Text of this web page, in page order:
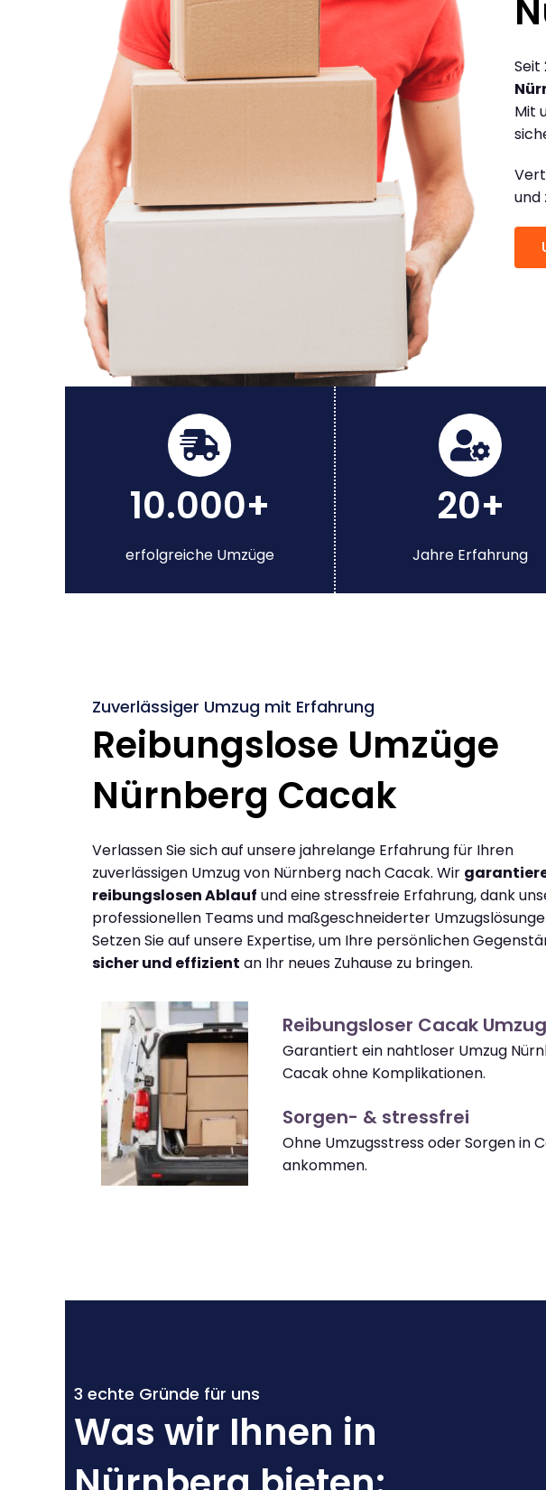
Seit
Mit
und
10.000+
erfolgreiche Umzüge
20+
Jahre Erfahrung
Zuverlässiger Umzug mit Erfahrung
Reibungslose Umzüge
Nürnberg Cacak
Verlassen Sie sich auf unsere jahrelange Erfahrung für Ihren
zuverlässigen Umzug von Nürnberg nach Cacak. Wir
reibungslosen Ablauf und eine stressfreie Erfahrung, dank
professionellen Teams und maßgeschneiderter
Setzen Sie auf unsere Expertise, um Ihre persönlichen
sicher und effizient an Ihr neues Zuhause zu bringen.
Reibungsloser Cacak Umzug
Garantiert ein nahtloser Umzug
Cacak ohne Komplikationen.
Sorgen- & stressfrei
Ohne Umzugsstress oder Sorgen in
ankommen.
3 echte Gründe für uns
Was wir Ihnen in